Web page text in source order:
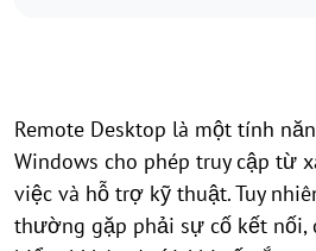
Remote Desktop là một tính
Windows cho phép truy cập từ
việc và hỗ trợ kỹ thuật. Tuy
thường gặp phải sự cố kết nối,